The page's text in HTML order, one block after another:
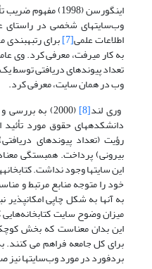
اینگورسن (1998)
وب‌سایتهای شخصی در راستای
اطلاعات علمی[7] برای رتبه­بندی
به کار می­رفت، معرفی کرد. وی
تعداد پیوندهای دریافتی توسط
وب در همان سایت، معرفی کرد.
وری لند[8]
دانشکده­های حقوق مورد تأئید
رؤیت (تعداد پیوندهای
بیرونی) پرداخت. همبستگی
این سایتها وجود نداشت.
خود را متوجه منابع مرتبط و
میزان وضوح سایت
این بدان معناست که بخش
برای کل جامعه فراهم می کنند.
بردفورد در مورد وب‌سایتها